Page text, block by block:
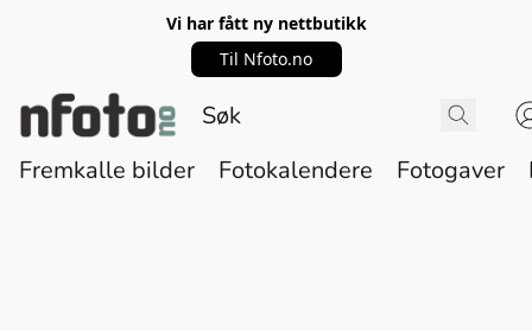
Vi har fått ny nettbutikk
Til Nfoto.no
Fremkalle bilder Fotokalendere Fotogaver